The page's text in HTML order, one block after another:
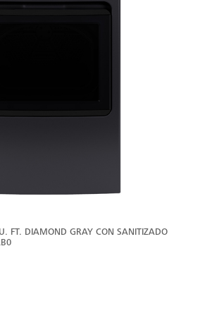
FT. DIAMOND GRAY CON SANITIZADO